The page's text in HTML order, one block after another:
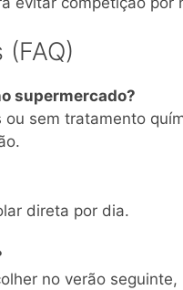
supermercado?
sem tratamento
direta por dia.
no verão